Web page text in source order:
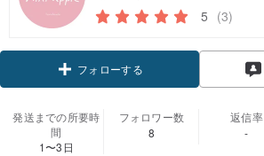
5 (3)
フォローする
発送までの所要時
間
1〜3日
フォロワー数
8
返信率
-